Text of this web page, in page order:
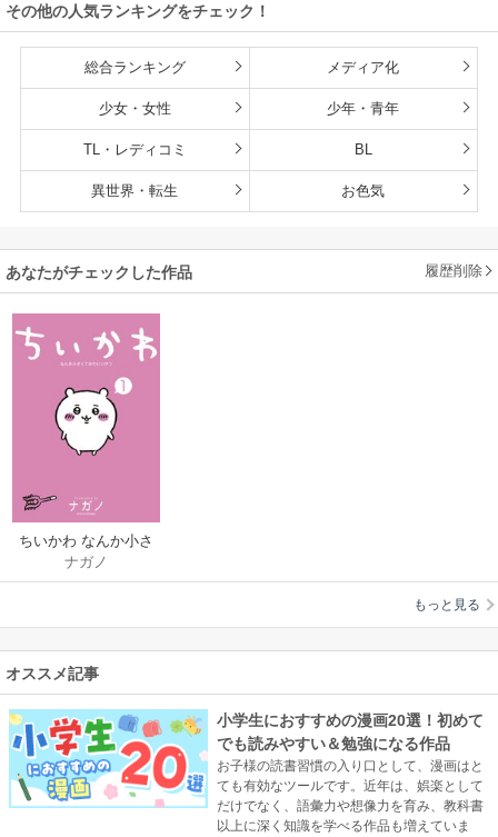
長して無双します
その他の人気ランキングをチェック！
総合ランキング メディア化
少女・女性 少年・青年
TL・レディコミ BL
異世界・転生 お色気
あなたがチェックした作品 履歴削除
ちいかわ なんか小さ
くてかわいいやつ
ナガノ
もっと見る
オススメ記事
小学生におすすめの漫画20選！初めて
でも読みやすい＆勉強になる作品
お子様の読書習慣の入り口として、漫画はと
ても有効なツールです。近年は、娯楽として
だけでなく、語彙力や想像力を育み、教科書
以上に深く知識を学べる作品も増えていま